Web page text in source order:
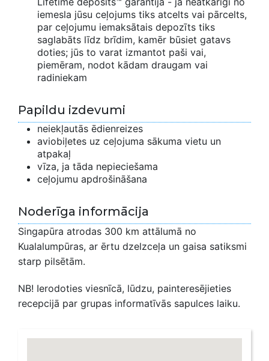
iemesla jūsu ceļojums tiks atcelts vai pārcelts,
par ceļojumu iemaksātais depozīts tiks
saglabāts līdz brīdim, kamēr būsiet gatavs
doties; jūs to varat izmantot paši vai,
piemēram, nodot kādam draugam vai
radiniekam
Papildu izdevumi
neiekļautās ēdienreizes
aviobiļetes uz ceļojuma sākuma vietu un
atpakaļ
vīza, ja tāda nepieciešama
ceļojumu apdrošināšana
Noderīga informācija
Singapūra atrodas 300 km attālumā no
Kualalumpūras, ar ērtu dzelzceļa un gaisa satiksmi
starp pilsētām.
NB! Ierodoties viesnīcā, lūdzu, painteresējieties
recepcijā par grupas informatīvās sapulces laiku.